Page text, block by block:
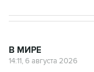
В МИРЕ
14:11, 6 августа 2026